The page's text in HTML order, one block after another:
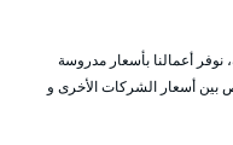
نوفر أعمالنا بأسعار مدروسة
بين أسعار الشركات الأخرى و